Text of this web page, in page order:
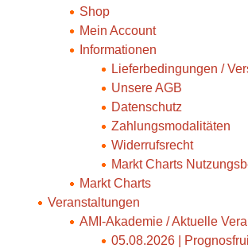
Shop
Mein Account
Informationen
Lieferbedingungen /
Unsere AGB
Datenschutz
Zahlungsmodalitäten
Widerrufsrecht
Markt Charts
Markt Charts
Veranstaltungen
AMI-Akademie / Aktuelle
05.08.2026 |